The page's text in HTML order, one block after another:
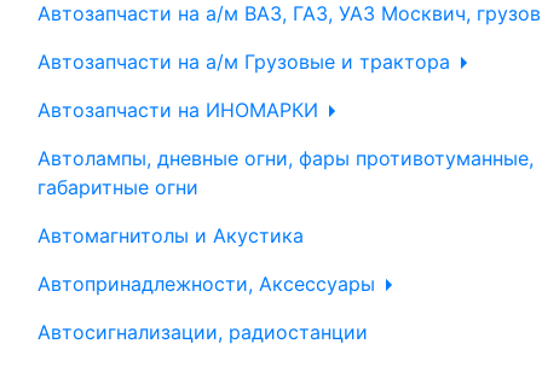
Автозапчасти на а/м ВАЗ, ГАЗ, УАЗ Москвич,
Автозапчасти на а/м Грузовые и трактора
Автозапчасти на ИНОМАРКИ
Автолампы, дневные огни, фары противотуманные,
габаритные огни
Автомагнитолы и Акустика
Автопринадлежности, Аксессуары
Автосигнализации, радиостанции